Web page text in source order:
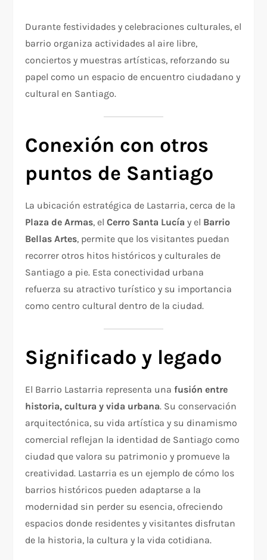
Durante festividades y celebraciones culturales, el
barrio organiza actividades al aire libre,
conciertos y muestras artísticas, reforzando su
papel como un espacio de encuentro ciudadano y
cultural en Santiago.
Conexión con otros
puntos de Santiago
La ubicación estratégica de Lastarria, cerca de la
Plaza de Armas, elCerro Santa Lucía y el Barrio
Bellas Artes, permite que los visitantes puedan
recorrer otros hitos históricos y culturales de
Santiago a pie. Esta conectividad urbana
refuerza su atractivo turístico y su importancia
como centro cultural dentro de la ciudad.
Significado y legado
El Barrio Lastarria representa unafusión entre
historia, cultura y vida urbana. Su conservación
arquitectónica, su vida artística y su dinamismo
comercial reflejan la identidad de Santiago como
ciudad que valora su patrimonio y promueve la
creatividad. Lastarria es un ejemplo de cómo los
barrios históricos pueden adaptarse a la
modernidad sin perder su esencia, ofreciendo
espacios donde residentes y visitantes disfrutan
de la historia, la cultura y la vida cotidiana.